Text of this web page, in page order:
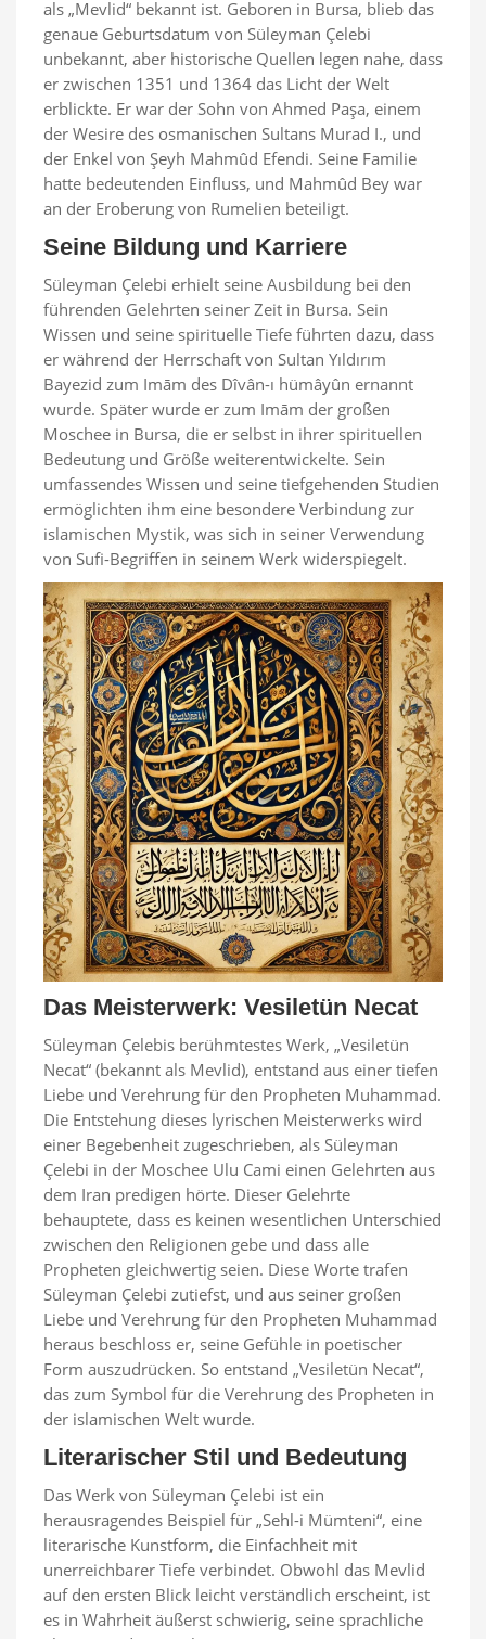
als „Mevlid“ bekannt ist. Geboren in Bursa, blieb das
genaue Geburtsdatum von Süleyman Çelebi
unbekannt, aber historische Quellen legen nahe, dass
er zwischen 1351 und 1364 das Licht der Welt
erblickte. Er war der Sohn von Ahmed Paşa, einem
der Wesire des osmanischen Sultans Murad I., und
der Enkel von Şeyh Mahmûd Efendi. Seine Familie
hatte bedeutenden Einfluss, und Mahmûd Bey war
an der Eroberung von Rumelien beteiligt.
Seine Bildung und Karriere
Süleyman Çelebi erhielt seine Ausbildung bei den
führenden Gelehrten seiner Zeit in Bursa. Sein
Wissen und seine spirituelle Tiefe führten dazu, dass
er während der Herrschaft von Sultan Yıldırım
Bayezid zum Imām des Dîvân-ı hümâyûn ernannt
wurde. Später wurde er zum Imām der großen
Moschee in Bursa, die er selbst in ihrer spirituellen
Bedeutung und Größe weiterentwickelte. Sein
umfassendes Wissen und seine tiefgehenden Studien
ermöglichten ihm eine besondere Verbindung zur
islamischen Mystik, was sich in seiner Verwendung
von Sufi-Begriffen in seinem Werk widerspiegelt.
Das Meisterwerk: Vesiletün Necat
Süleyman Çelebis berühmtestes Werk, „Vesiletün
Necat“ (bekannt als Mevlid), entstand aus einer tiefen
Liebe und Verehrung für den Propheten Muhammad.
Die Entstehung dieses lyrischen Meisterwerks wird
einer Begebenheit zugeschrieben, als Süleyman
Çelebi in der Moschee Ulu Cami einen Gelehrten aus
dem Iran predigen hörte. Dieser Gelehrte
behauptete, dass es keinen wesentlichen Unterschied
zwischen den Religionen gebe und dass alle
Propheten gleichwertig seien. Diese Worte trafen
Süleyman Çelebi zutiefst, und aus seiner großen
Liebe und Verehrung für den Propheten Muhammad
heraus beschloss er, seine Gefühle in poetischer
Form auszudrücken. So entstand „Vesiletün Necat“,
das zum Symbol für die Verehrung des Propheten in
der islamischen Welt wurde.
Literarischer Stil und Bedeutung
Das Werk von Süleyman Çelebi ist ein
herausragendes Beispiel für „Sehl-i Mümteni“, eine
literarische Kunstform, die Einfachheit mit
unerreichbarer Tiefe verbindet. Obwohl das Mevlid
auf den ersten Blick leicht verständlich erscheint, ist
es in Wahrheit äußerst schwierig, seine sprachliche